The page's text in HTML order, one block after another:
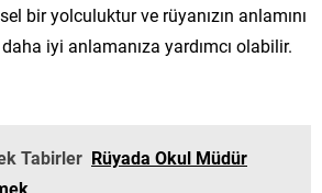
bir yolculuktur ve rüyanızın anlamını
iyi anlamanıza yardımcı olabilir.
Tabirler Rüyada Okul Müdür